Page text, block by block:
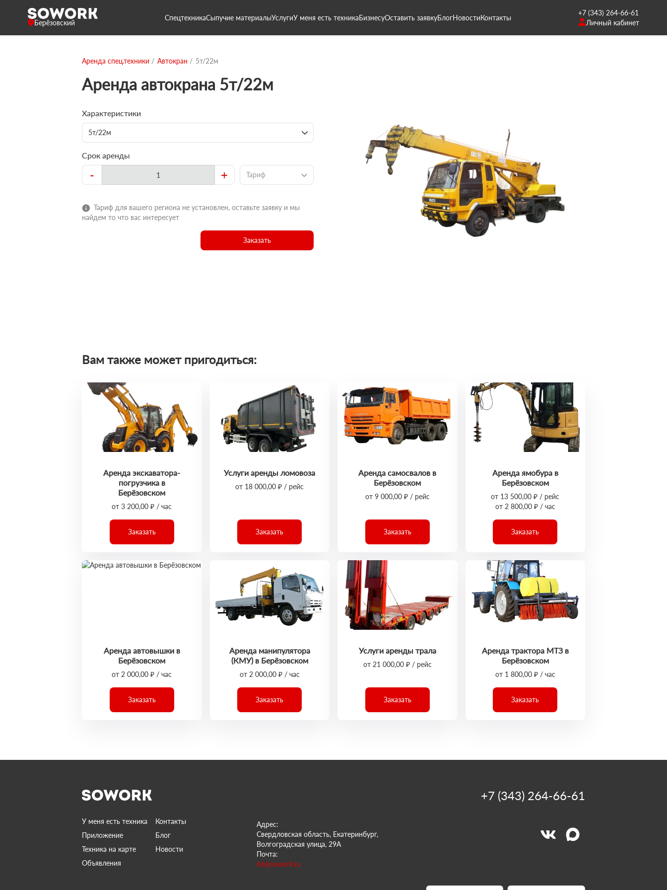
Берёзовский
СпецтехникаСыпучие материалыУслугиУ меня есть техникаБизнесуОставить заявкуБлогНовостиКонтакты
+7 (343) 264-66-61
Личный кабинет
Аренда спец.техники Автокран 5т/22м
Аренда автокрана 5т/22м
Характеристики
5т/22м
Срок аренды
- + Тариф
Тариф для вашего региона не установлен, оставьте заявку и мы
найдем то что вас интересует
Заказать
Вам также может пригодиться:
Аренда экскаватора-
погрузчика в
Берёзовском
от 3 200,00 ₽ / час
Заказать
Услуги аренды ломовоза
от 18 000,00 ₽ / рейс
Заказать
Аренда самосвалов в
Берёзовском
от 9 000,00 ₽ / рейс
Заказать
Аренда ямобура в
Берёзовском
от 13 500,00 ₽ / рейс
от 2 800,00 ₽ / час
Заказать
Аренда автовышки в
Берёзовском
от 2 000,00 ₽ / час
Заказать
Аренда манипулятора
(КМУ) в Берёзовском
от 2 000,00 ₽ / час
Заказать
Услуги аренды трала
от 21 000,00 ₽ / рейс
Заказать
Аренда трактора МТЗ в
Берёзовском
от 1 800,00 ₽ / час
Заказать
У меня есть техника
Контакты
Приложение
Блог
Техника на карте
Новости
Объявления
Адрес:
Свердловская область, Екатеринбург,
Волгоградская улица, 29А
Почта:
66@sowork.ru
+7 (343) 264-66-61